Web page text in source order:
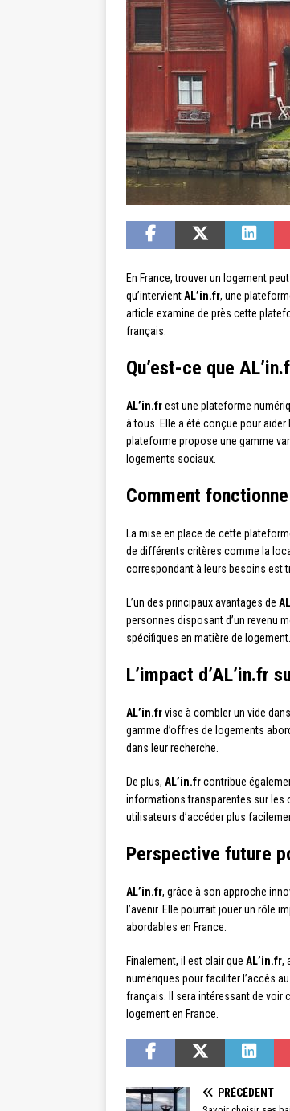
En France, trouver un logement
qu’intervientAL’in.fr, une
article examine de près cette
français.
Qu’est-ce que
AL’in.frest une plateforme
à tous. Elle a été conçue pour
plateforme propose une gamme
logements sociaux.
Comment
La mise en place de cette
de différents critères comme la
correspondant à leurs besoins est
L’un des principaux avantages de
personnes disposant d’un revenu
spécifiques en matière de logement.
L’impact d’AL’in.fr
AL’in.frvise à combler un vide
gamme d’offres de logements
dans leur recherche.
De plus, AL’in.frcontribue
informations transparentes sur les
utilisateurs d’accéder plus
Perspective future
AL’in.fr, grâce à son approche
l’avenir. Elle pourrait jouer un rôle
abordables en France.
Finalement, il est clair que AL’in.fr,
numériques pour faciliter l’accès
français. Il sera intéressant de voir
logement en France.
PRÉCÉDENT